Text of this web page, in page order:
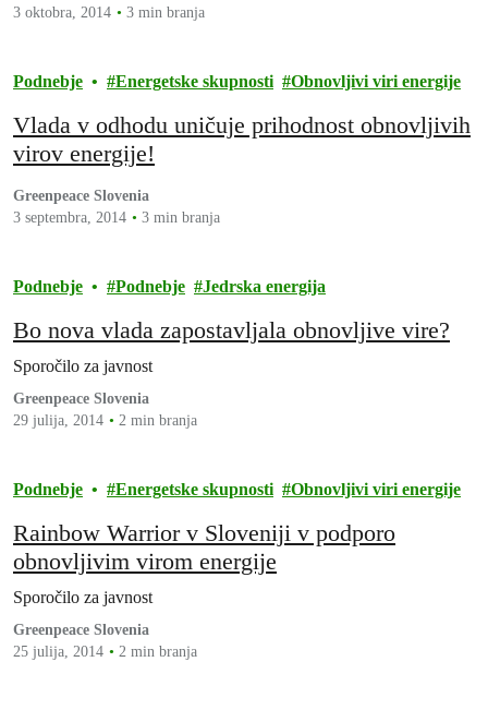
3 oktobra, 2014
3 min branja
Podnebje Energetske skupnosti Obnovljivi viri energije
Vlada v odhodu uničuje prihodnost obnovljivih
virov energije!
Greenpeace Slovenia
3 septembra, 2014
3 min branja
Podnebje Podnebje Jedrska energija
Bo nova vlada zapostavljala obnovljive vire?
Sporočilo za javnost
Greenpeace Slovenia
29 julija, 2014
2 min branja
Podnebje Energetske skupnosti Obnovljivi viri energije
Rainbow Warrior v Sloveniji v podporo
obnovljivim virom energije
Sporočilo za javnost
Greenpeace Slovenia
25 julija, 2014
2 min branja